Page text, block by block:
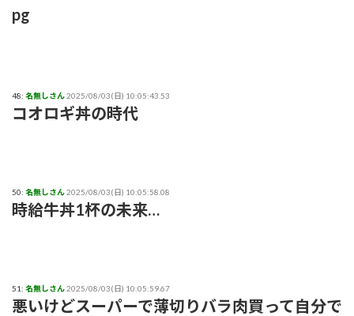
pg
48: 名無しさん2025/08/03(日) 10:05:43.53
コオロギ丼の時代
50: 名無しさん2025/08/03(日) 10:05:58.08
時給牛丼1杯の未来…
51: 名無しさん2025/08/03(日) 10:05:59.67
悪いけどスーパーで薄切りバラ肉買って自分で